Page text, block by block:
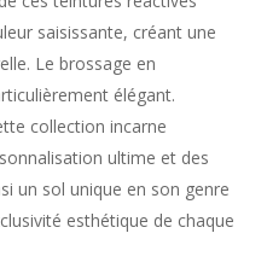
saisissante, créant une
Le brossage en
élégant.
collection incarne
ultime et des
un sol unique en son genre
esthétique de chaque